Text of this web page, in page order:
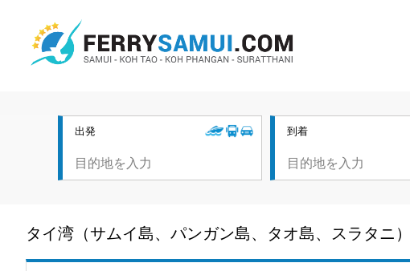
出発 到着
タイ湾（サムイ島、パンガン島、タオ島、スラタニ